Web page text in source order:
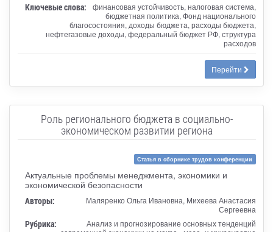
Ключевые слова:
финансовая устойчивость, налоговая система,
бюджетная политика, Фонд национального
благосостояния, доходы бюджета, расходы бюджета,
нефтегазовые доходы, федеральный бюджет РФ, структура
расходов
Перейти
Роль регионального бюджета в социально-
экономическом развитии региона
Статья в сборнике трудов конференции
Актуальные проблемы менеджмента, экономики и
экономической безопасности
Авторы:
Маляренко Ольга Ивановна, Михеева Анастасия
Сергеевна
Рубрика:
Анализ и прогнозирование основных тенденций